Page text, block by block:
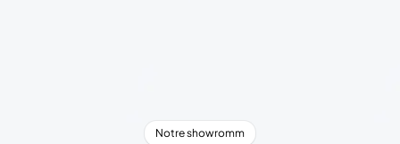
Notre showromm